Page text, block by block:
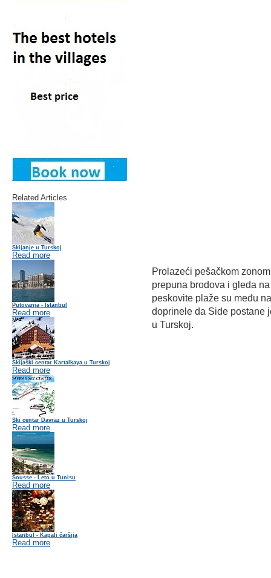
Related Articles
Skijanje u Turskoj
Read more
Putovanja - Istanbul
Read more
Skijaški centar Kartalkaya u Turskoj
Read more
Ski centar Davraz u Turskoj
Read more
Sousse - Leto u Tunisu
Read more
Istanbul - Kapali čaršija
Read more
Prolazeći pešačkom
prepuna brodova i gleda
peskovite plaže su među
doprinele da Side postane
u Turskoj.